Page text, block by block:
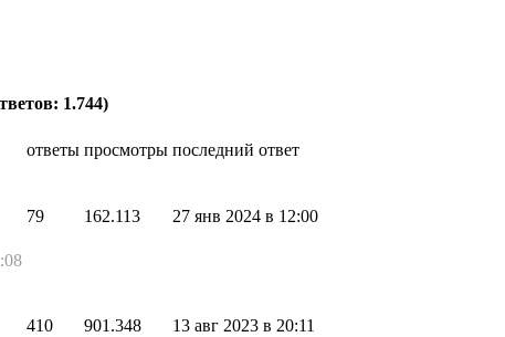
1.744)
ответы просмотры последний ответ
79 162.113 27 янв 2024 в 12:00
410 901.348 13 авг 2023 в 20:11